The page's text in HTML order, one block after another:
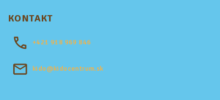
KONTAKT
+421 918 969 846
kido@kidocentrum.sk